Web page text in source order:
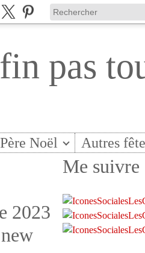
pas
Noël Autres
2023
Me suivre